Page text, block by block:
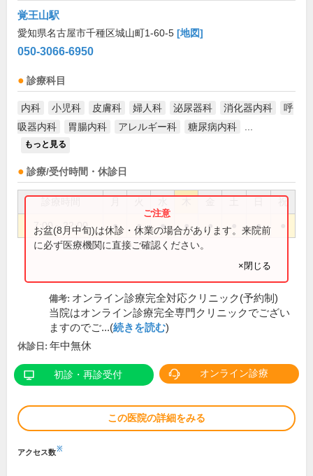
覚王山駅
愛知県名古屋市千種区城山町1-60-5 [地図]
050-3066-6950
診療科目
内科 小児科 皮膚科 婦人科 泌尿器科 消化器内科
呼
吸器内科
胃腸内科 アレルギー科 糖尿病内科
もっと見る
診療/受付時間・休診日
祝
7:00～22:00 ● ● ● ● ● ●
お盆(8月中旬)は休診・休業の場合があります。来院前
に必ず医療機関に直接ご確認ください。
×閉じる
備考: オンライン診療完全対応クリニック(予約制)
当院はオンライン診療完全専門クリニックでござい
ますのでご...(続きを読む)
休診日: 年中無休
初診・再診受付 オンライン診療
この医院の詳細をみる
アクセス数※